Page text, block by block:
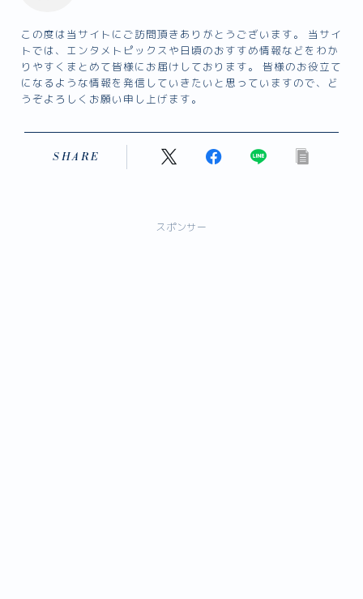
この度は当サイトにご訪問頂きありがとうございます。 当サイ
トでは、エンタメトピックスや日頃のおすすめ情報などをわか
りやすくまとめて皆様にお届けしております。 皆様のお役立て
になるような情報を発信していきたいと思っていますので、ど
うぞよろしくお願い申し上げます。
SHARE
スポンサー